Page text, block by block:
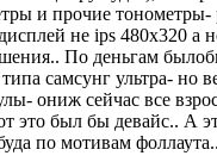
и прочие тонометры-
нe ips 480x320 а
По деньгам
самсунг ультра- но
ониж сейчас все
это был бы девайс.. А
по мотивам